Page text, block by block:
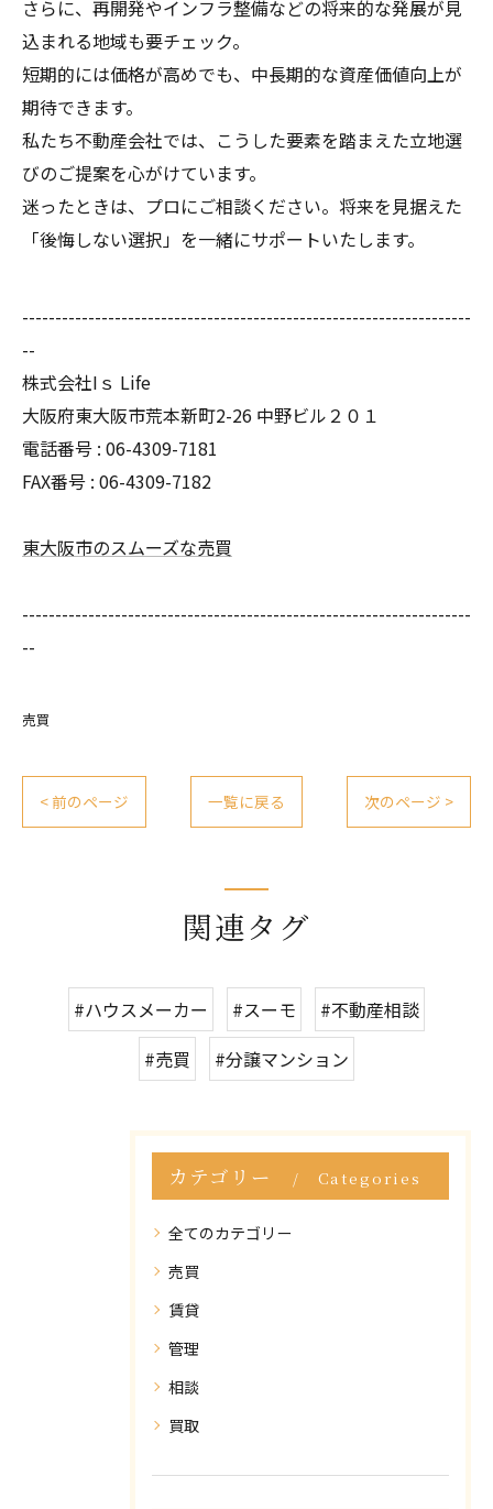
さらに、再開発やインフラ整備などの将来的な発展が見
込まれる地域も要チェック。
短期的には価格が高めでも、中長期的な資産価値向上が
期待できます。
私たち不動産会社では、こうした要素を踏まえた立地選
びのご提案を心がけています。
迷ったときは、プロにご相談ください。将来を見据えた
「後悔しない選択」を一緒にサポートいたします。
--------------------------------------------------------------------
--
株式会社Iｓ Life
大阪府東大阪市荒本新町2-26 中野ビル２０１
電話番号 : 06-4309-7181
FAX番号 : 06-4309-7182
東大阪市のスムーズな売買
--------------------------------------------------------------------
--
売買
< 前のページ 一覧に戻る 次のページ >
関連タグ
#ハウスメーカー #スーモ
#不動産相談
#売買
#分譲マンション
カテゴリー Categories
全てのカテゴリー
売買
賃貸
管理
相談
買取